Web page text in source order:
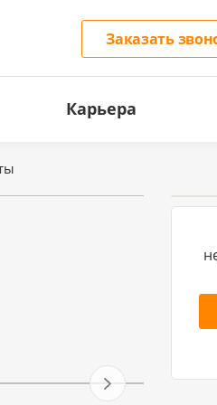
Заказать
Карьера